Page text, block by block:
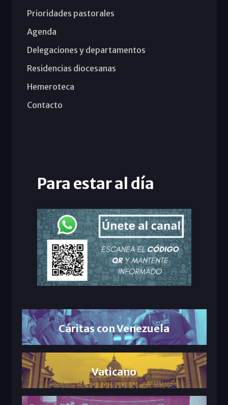
Prioridades pastorales
Agenda
Delegaciones y departamentos
Residencias diocesanas
Hemeroteca
Contacto
Para estar al día
Cáritas con Venezuela
Vaticano